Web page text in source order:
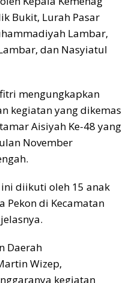
Bukit, Lurah Pasar
Lambar,
dan Nasyiatul
mengungkapkan
kegiatan yang dikemas
Aisiyah Ke-48 yang
November
diikuti oleh 15 anak
Pekon di Kecamatan
Daerah
Wizep,
kegiatan